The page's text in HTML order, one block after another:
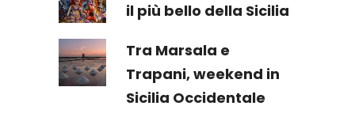
il più bello della Sicilia
Tra Marsala e
Trapani, weekend in
Sicilia Occidentale